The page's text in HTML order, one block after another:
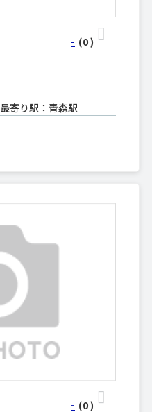
最寄り駅：青森駅
- (0)
- (0)